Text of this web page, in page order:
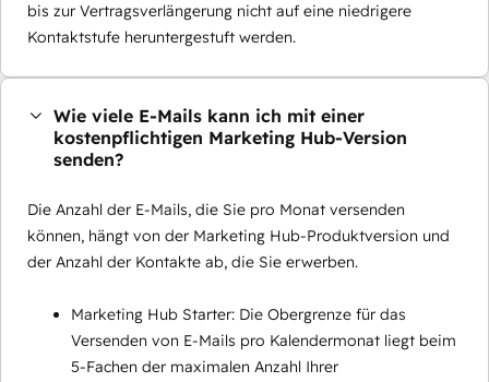
bis zur Vertragsverlängerung nicht auf eine niedrigere
Kontaktstufe heruntergestuft werden.
Wie viele E-Mails kann ich mit einer
kostenpflichtigen Marketing Hub-Version
senden?
Die Anzahl der E-Mails, die Sie pro Monat versenden
können, hängt von der Marketing Hub-Produktversion und
der Anzahl der Kontakte ab, die Sie erwerben.
Marketing Hub Starter: Die Obergrenze für das
Versenden von E-Mails pro Kalendermonat liegt beim
5-Fachen der maximalen Anzahl Ihrer